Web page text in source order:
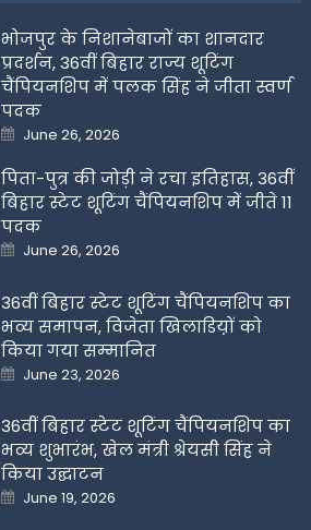
भोजपुर के निशानेबाजों का शानदार
प्रदर्शन, 36वीं बिहार राज्य शूटिंग
चैंपियनशिप में पलक सिंह ने जीता स्वर्ण
पदक
Posted
on
June 26, 2026
पिता-पुत्र की जोड़ी ने रचा इतिहास, 36वीं
बिहार स्टेट शूटिंग चैंपियनशिप में जीते 11
पदक
Posted
on
June 26, 2026
36वीं बिहार स्टेट शूटिंग चैंपियनशिप का
भव्य समापन, विजेता खिलाडिय़ों को
किया गया सम्मानित
Posted
on
June 23, 2026
36वीं बिहार स्टेट शूटिंग चैंपियनशिप का
भव्य शुभारंभ, खेल मंत्री श्रेयसी सिंह ने
किया उद्घाटन
Posted
on
June 19, 2026